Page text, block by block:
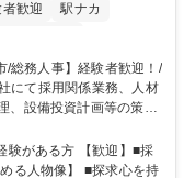
歓迎
駅ナカ
補助あり
、設備投資計画等の策
なる幅広い総務人事業
び予算等の管理 ■設備
験がある方 【歓迎】■採